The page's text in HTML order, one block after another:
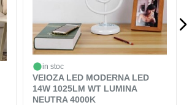
in stoc
VEIOZA LED MODERNA LED
14W 1025LM WT LUMINA
NEUTRA 4000K